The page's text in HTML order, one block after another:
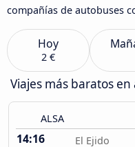
compañías de autobuses
Hoy
2 €
Viajes más baratos
ALSA
14:16 El Ejido